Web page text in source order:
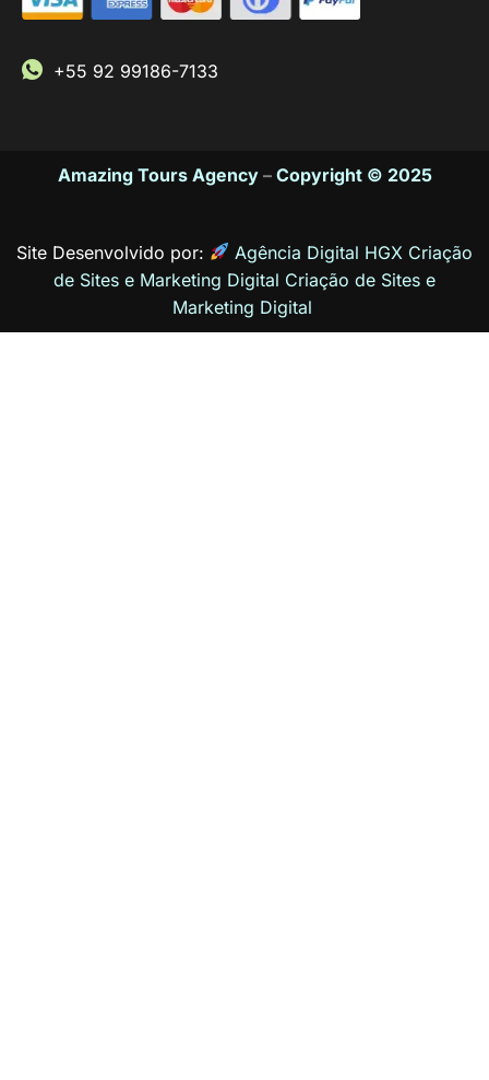
+55 92 99186-7133
Amazing Tours Agency– Copyright © 2025
Site Desenvolvido por:
Agência Digital HGX Criação
de Sites e Marketing Digital Criação de Sites e
Marketing Digital